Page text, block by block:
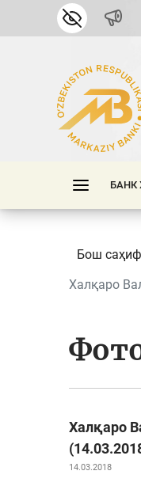
БАНК
Бош
Халқаро
Халқаро
14.03.2018